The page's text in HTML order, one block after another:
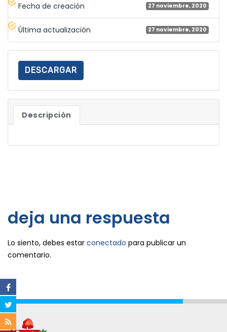
Fecha de creación 27 noviembre, 2020
Última actualización 27 noviembre, 2020
DESCARGAR
Descripción
deja una respuesta
Lo siento, debes estar conectado para publicar un
comentario.